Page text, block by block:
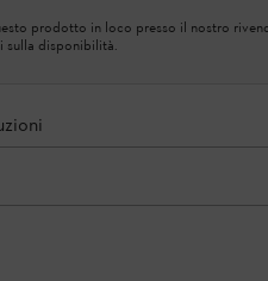
prodotto in loco presso il nostro
sulla disponibilità.